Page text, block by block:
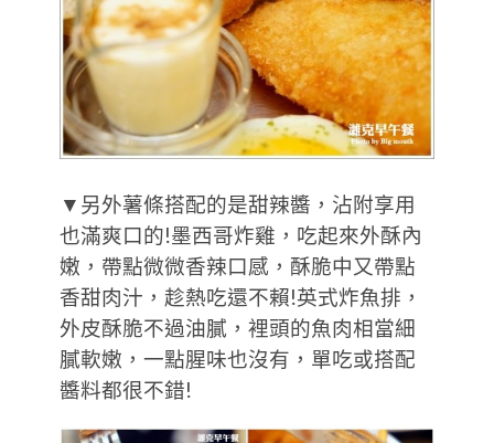
▼另外薯條搭配的是甜辣醬，沾附享用
也滿爽口的!墨西哥炸雞，吃起來外酥內
嫩，帶點微微香辣口感，酥脆中又帶點
香甜肉汁，趁熱吃還不賴!英式炸魚排，
外皮酥脆不過油膩，裡頭的魚肉相當細
膩軟嫩，一點腥味也沒有，單吃或搭配
醬料都很不錯!